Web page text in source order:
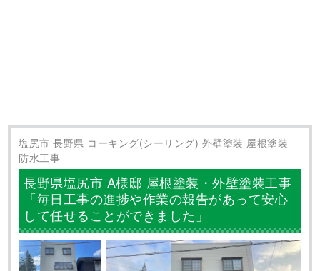
塩尻市 長野県 コーキング(シーリング) 外壁塗装 屋根塗装
防水工事
長野県塩尻市 A様邸 屋根塗装・外壁塗装工事
「毎日工事の進捗や作業の報告があって安心
して任せることができました」